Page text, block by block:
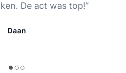
De act was top!”
Daan